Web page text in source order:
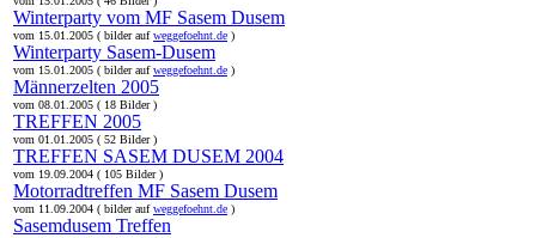
Winterparty vom MF Sasem Dusem
vom 15.01.2005 ( bilder aufweggefoehnt.de )
Winterparty Sasem-Dusem
vom 15.01.2005 ( bilder aufweggefoehnt.de )
Männerzelten 2005
vom 08.01.2005 ( 18 Bilder )
TREFFEN 2005
vom 01.01.2005 ( 52 Bilder )
TREFFEN SASEM DUSEM 2004
vom 19.09.2004 ( 105 Bilder )
Motorradtreffen MF Sasem Dusem
vom 11.09.2004 ( bilder aufweggefoehnt.de )
Sasemdusem Treffen